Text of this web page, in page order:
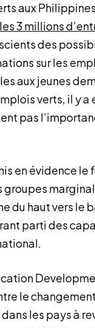
aux
3 millions
des
sur les
aux jeunes
verts, il y a
pas
en évidence le
groupes
du haut vers le
parti des
le changement
les pays à